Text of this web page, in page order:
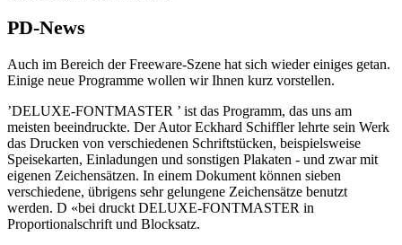
PD-News
Auch im Bereich der Freeware-Szene hat sich wieder einiges getan.
Einige neue Programme wollen wir Ihnen kurz vorstellen.
’DELUXE-FONTMASTER ’ ist das Programm, das uns am
meisten beeindruckte. Der Autor Eckhard Schiffler lehrte sein Werk
das Drucken von verschiedenen Schriftstücken, beispielsweise
Speisekarten, Einladungen und sonstigen Plakaten - und zwar mit
eigenen Zeichensätzen. In einem Dokument können sieben
verschiedene, übrigens sehr gelungene Zeichensätze benutzt
werden. D «bei druckt DELUXE-FONTMASTER in
Proportionalschrift und Blocksatz.